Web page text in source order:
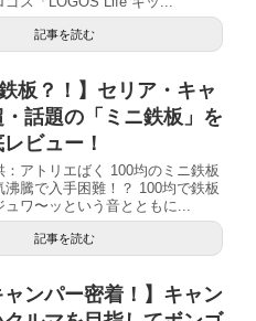
記事を読む
板？！】セリア・キャ
話題の「ミニ鉄板」を
ビュー！
：アトリエばく 100均のミニ鉄板
沸騰で入手困難！？ 100均で鉄板
ワ〜ッという音とともに...
記事を読む
ャンパー密着！】キャン